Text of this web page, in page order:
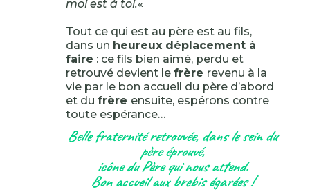
moi est à toi.«
Tout ce qui est au père est au fils,
dans un heureux déplacement à
faire : ce fils bien aimé, perdu et
retrouvé devient le frère revenu à la
vie par le bon accueil du père d’abord
et du frère ensuite, espérons contre
toute espérance…
Belle fraternité retrouvée, dans le sein du
père éprouvé,
icône du Père qui nous attend.
Bon accueil aux brebis égarées !